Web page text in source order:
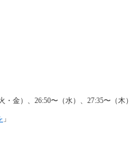
・金）、26:50〜（水）、27:35〜（木）
」